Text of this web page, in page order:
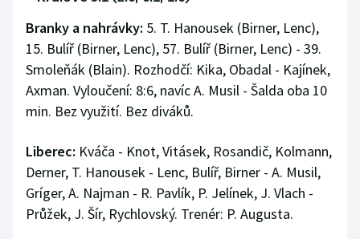
Branky a nahrávky: 5. T. Hanousek (Birner, Lenc),
15. Bulíř (Birner, Lenc), 57. Bulíř (Birner, Lenc) - 39.
Smoleňák (Blain). Rozhodčí: Kika, Obadal - Kajínek,
Axman. Vyloučení: 8:6, navíc A. Musil - Šalda oba 10
min. Bez využití. Bez diváků.
Liberec: Kváča - Knot, Vitásek, Rosandič, Kolmann,
Derner, T. Hanousek - Lenc, Bulíř, Birner - A. Musil,
Gríger, A. Najman - R. Pavlík, P. Jelínek, J. Vlach -
Průžek, J. Šír, Rychlovský. Trenér: P. Augusta.